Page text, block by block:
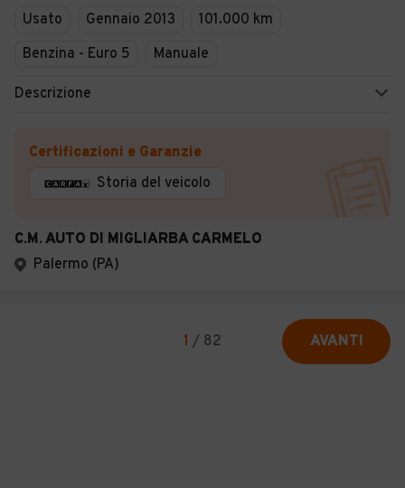
Usato Gennaio 2013
101.000 km
Benzina - Euro 5
Manuale
Descrizione
Certificazioni e Garanzie
Storia del veicolo
C.M. AUTO DI MIGLIARBA CARMELO
Palermo (PA)
1 / 82 AVANTI